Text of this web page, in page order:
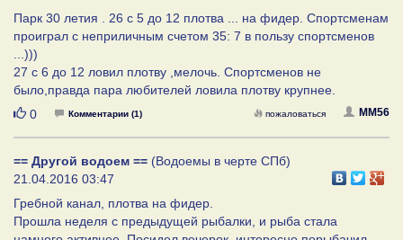
Парк 30 летия . 26 с 5 до 12 плотва ... на фидер. Спортсменам
проиграл с неприличным счетом 35: 7 в пользу спортсменов
...)))
27 с 6 до 12 ловил плотву ,мелочь. Спортсменов не
было,правда пара любителей ловила плотву крупнее.
Нравится
0 Комментарии (1) MM56
пожаловаться
== Другой водоем == (Водоемы в черте СПб)
21.04.2016 03:47
Гребной канал, плотва на фидер.
Прошла неделя с предыдущей рыбалки, и рыба стала